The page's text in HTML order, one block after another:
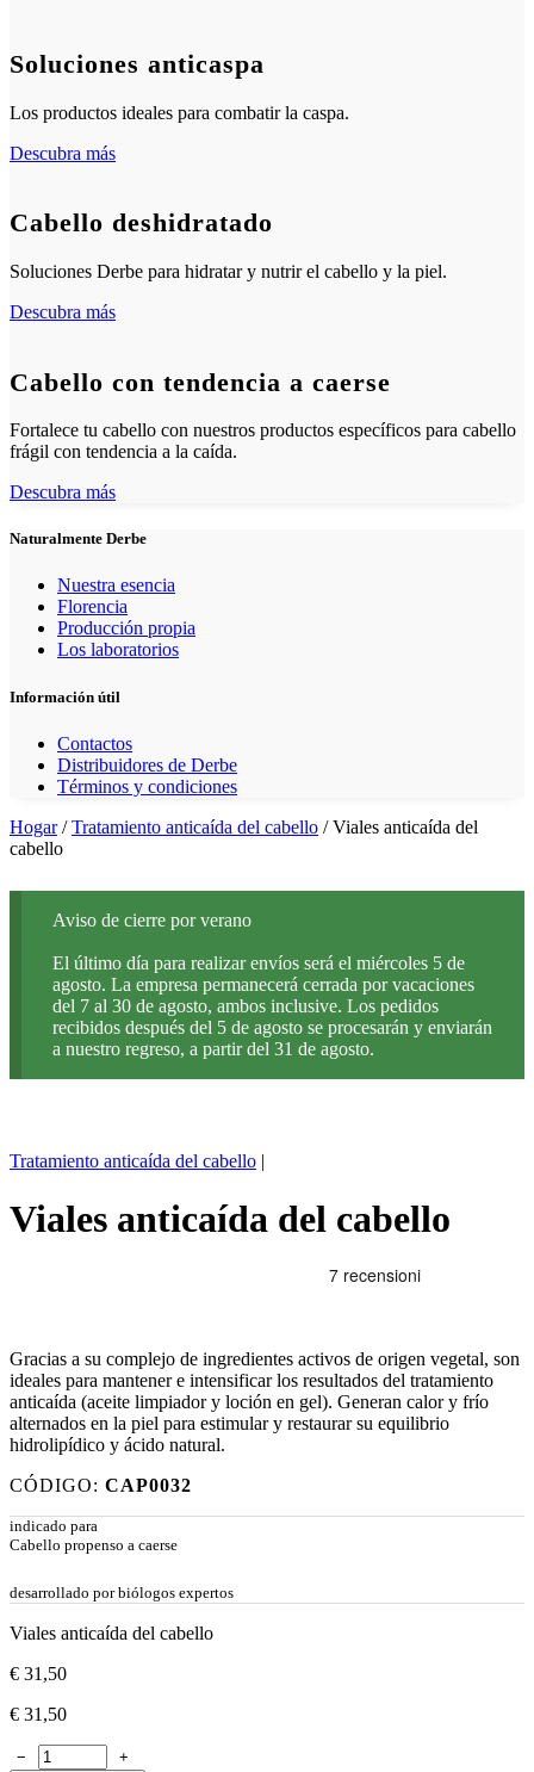
Soluciones anticaspa
Los productos ideales para combatir la caspa.
Descubra más
Cabello deshidratado
Soluciones Derbe para hidratar y nutrir el cabello y la piel.
Descubra más
Cabello con tendencia a caerse
Fortalece tu cabello con nuestros productos específicos para cabello
frágil con tendencia a la caída.
Descubra más
Naturalmente Derbe
Nuestra esencia
Florencia
Producción propia
Los laboratorios
Información útil
Contactos
Distribuidores de Derbe
Términos y condiciones
Hogar/Tratamiento anticaída del cabello / Viales anticaída del
cabello
Aviso de cierre por verano
El último día para realizar envíos será el miércoles 5 de
agosto. La empresa permanecerá cerrada por vacaciones
del 7 al 30 de agosto, ambos inclusive. Los pedidos
recibidos después del 5 de agosto se procesarán y enviarán
a nuestro regreso, a partir del 31 de agosto.
Tratamiento anticaída del cabello |
Viales anticaída del cabello
Gracias a su complejo de ingredientes activos de origen vegetal, son
ideales para mantener e intensificar los resultados del tratamiento
anticaída (aceite limpiador y loción en gel). Generan calor y frío
alternados en la piel para estimular y restaurar su equilibrio
hidrolipídico y ácido natural.
CÓDIGO: CAP0032
indicado para
Cabello propenso a caerse
desarrollado por biólogos expertos
Viales anticaída del cabello
€ 31,50
€ 31,50
−
+